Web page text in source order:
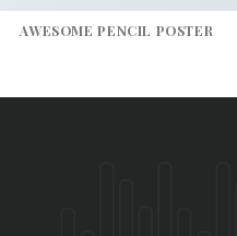
AWESOME PENCIL POSTER